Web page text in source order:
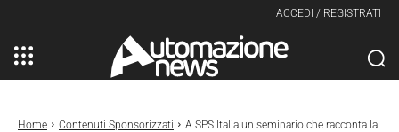
ACCEDI / REGISTRATI
Home Contenuti Sponsorizzati
A SPS Italia un seminario che racconta la